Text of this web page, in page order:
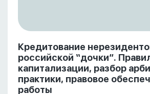
Кредитование
российской “дочки”.
капитализации, разбор
практики, правовое
работы